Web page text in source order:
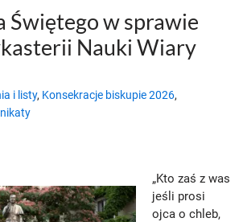
Świętego w sprawie
Nauki Wiary
i listy, Konsekracje biskupie 2026,
„Kto zaś z was
jeśli prosi
ojca o chleb,